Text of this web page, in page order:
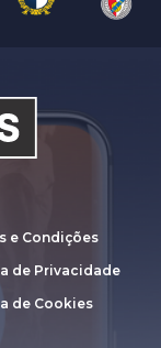
e Condições
de Privacidade
de Cookies